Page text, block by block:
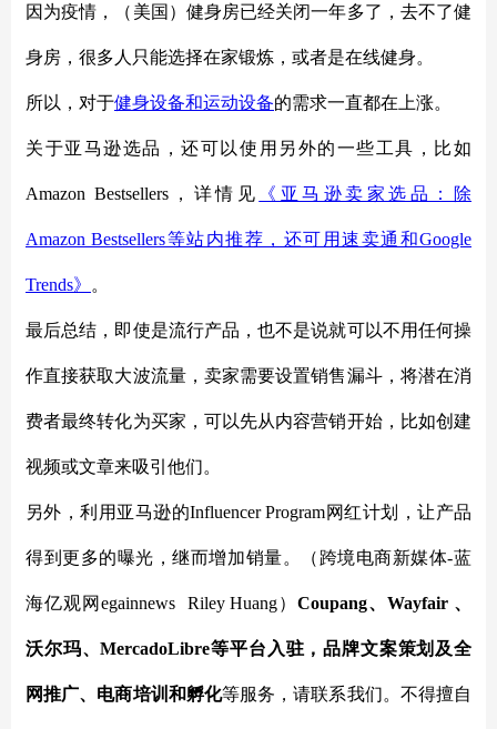
因为疫情，（美国）健身房已经关闭一年多了，去不了健
身房，很多人只能选择在家锻炼，或者是在线健身。
所以，对于健身设备和运动设备的需求一直都在上涨。
关于亚马逊选品，还可以使用另外的一些工具，比如
Amazon Bestsellers，详情见 《亚马逊卖家选品：除
Amazon Bestsellers等站内推荐，还可用速卖通和Google
Trends》 。
最后总结，即使是流行产品，也不是说就可以不用任何操
作直接获取大波流量，卖家需要设置销售漏斗，将潜在消
费者最终转化为买家，可以先从内容营销开始，比如创建
视频或文章来吸引他们。
另外，利用亚马逊的Influencer Program网红计划，让产品
得到更多的曝光，继而增加销量。 （跨境电商新媒体-蓝
海亿观网egainnews Riley Huang）Coupang、Wayfair 、
沃尔玛、MercadoLibre等平台入驻，品牌文案策划及全
网推广、电商培训和孵化等服务，请联系我们。不得擅自